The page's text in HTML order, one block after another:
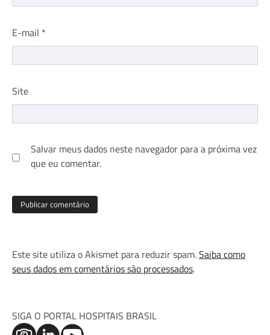
E-mail *
Site
Salvar meus dados neste navegador para a próxima vez
que eu comentar.
Este site utiliza o Akismet para reduzir spam.Saiba como
seus dados em comentários são processados.
SIGA O PORTAL HOSPITAIS BRASIL